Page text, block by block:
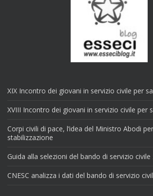
XIX Incontro dei giovani in servizio civile per
XVIII Incontro dei giovani in servizio civile per
Corpi civili di pace, l’idea del Ministro Abodi
stabilizzazione
Guida alla selezioni del bando di servizio civile
CNESC analizza i dati del bando di servizio